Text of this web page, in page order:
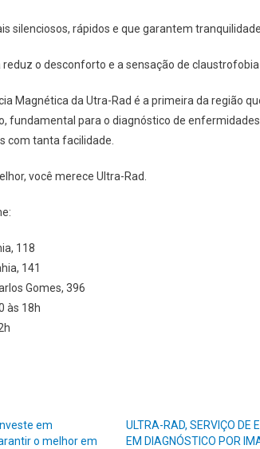
silenciosos, rápidos e que garantem
o desconforto e a sensação de
Magnética da Utra-Rad é a primeira da região
fundamental para o diagnóstico de
com tanta facilidade.
você merece Ultra-Rad.
118
141
Gomes, 396
às 18h
em
o melhor em
ULTRA-RAD, SERVIÇO DE
EM DIAGNÓSTICO POR